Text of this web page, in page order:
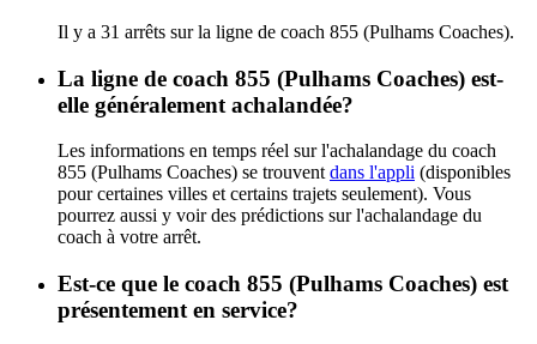
Il y a 31 arrêts sur la ligne de coach 855 (Pulhams Coaches).
La ligne de coach 855 (Pulhams Coaches) est-
elle généralement achalandée?
Les informations en temps réel sur l'achalandage du coach
855 (Pulhams Coaches) se trouvent dans l'appli (disponibles
pour certaines villes et certains trajets seulement). Vous
pourrez aussi y voir des prédictions sur l'achalandage du
coach à votre arrêt.
Est-ce que le coach 855 (Pulhams Coaches) est
présentement en service?